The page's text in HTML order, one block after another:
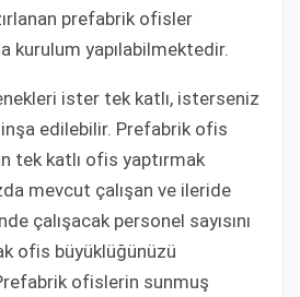
prefabrik ofisler
kurulum yapılabilmektedir.
ister tek katlı, isterseniz
edilebilir. Prefabrik ofis
tek katlı ofis yaptırmak
mevcut çalışan ve ileride
çalışacak personel sayısını
ofis büyüklüğünüzü
ofislerin sunmuş